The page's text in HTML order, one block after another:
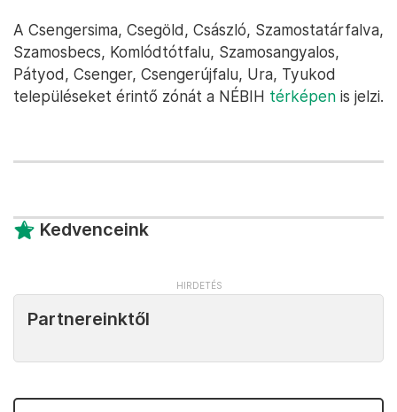
A Csengersima, Csegöld, Császló, Szamostatárfalva,
Szamosbecs, Komlódtótfalu, Szamosangyalos,
Pátyod, Csenger, Csengerújfalu, Ura, Tyukod
településeket érintő zónát a NÉBIH térképen is jelzi.
Kedvenceink
Partnereinktől